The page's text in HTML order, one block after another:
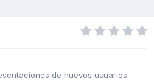
de nuevos usuarios